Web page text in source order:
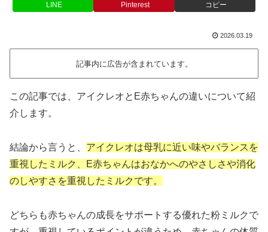
LINE Pinterest コピー
2026.03.19
記事内に広告が含まれています。
この記事では、アイクレオとE赤ちゃんの違いについて紹
介します。
結論から言うと、 アイクレオは母乳に近い味やバランスを
重視したミルク、E赤ちゃんはおなかへのやさしさや消化
のしやすさを重視したミルクです。
どちらも赤ちゃんの成長をサポートする優れた粉ミルクで